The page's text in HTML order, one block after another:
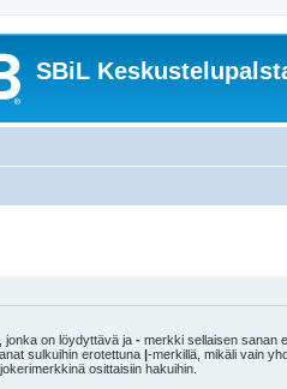
SBiL
jonka on löydyttävä ja - merkki sellaisen sanan
sulkuihin erotettuna |-merkillä, mikäli vain
osittaisiin hakuihin.